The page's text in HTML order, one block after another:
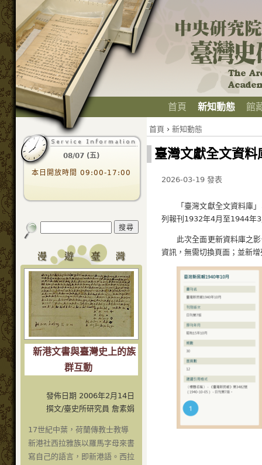
首頁 新知動態 館
08/07 (五)
本日開放時間 09:00-17:00
新港文書與臺灣史上的族
群互動
發佈日期 2006年2月14日
撰文/臺史所研究員 詹素娟
17世紀中葉，荷蘭傳教士教導
新港社西拉雅族以羅馬字母來書
寫自己的語言，即新港語。西拉
首頁 › 新知動態
臺灣文獻全文資
2026-03-19 發表
「臺灣文獻全文資料庫
列報刊1932年4月至1944年
此次全面更新資料庫之
資訊，無需切換頁面；並新